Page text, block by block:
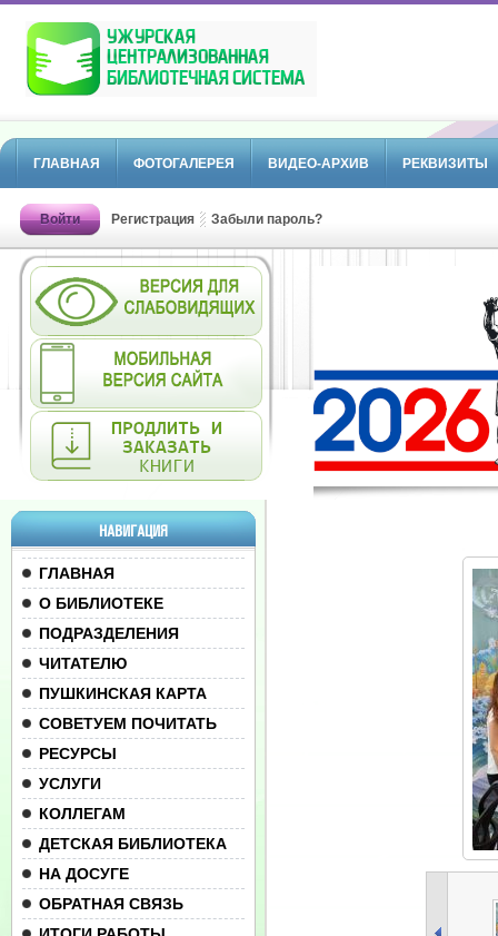
ГЛАВНАЯ ФОТОГАЛЕРЕЯ ВИДЕО-АРХИВ РЕКВИЗИТЫ
Войти Регистрация Забыли пароль?
НАВИГАЦИЯ
ГЛАВНАЯ
О БИБЛИОТЕКЕ
ПОДРАЗДЕЛЕНИЯ
ЧИТАТЕЛЮ
ПУШКИНСКАЯ КАРТА
СОВЕТУЕМ ПОЧИТАТЬ
РЕСУРСЫ
УСЛУГИ
КОЛЛЕГАМ
ДЕТСКАЯ БИБЛИОТЕКА
НА ДОСУГЕ
ОБРАТНАЯ СВЯЗЬ